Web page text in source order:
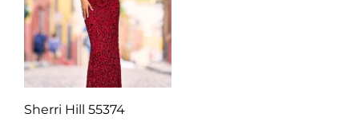
Sherri Hill 55374